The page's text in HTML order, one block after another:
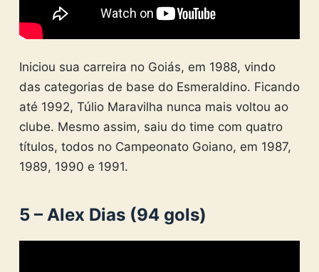
Iniciou sua carreira no Goiás, em 1988, vindo
das categorias de base do Esmeraldino. Ficando
até 1992, Túlio Maravilha nunca mais voltou ao
clube. Mesmo assim, saiu do time com quatro
títulos, todos no Campeonato Goiano, em 1987,
1989, 1990 e 1991.
5 – Alex Dias (94 gols)